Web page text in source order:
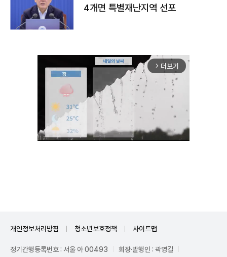
4개면 특별재난지역 선포
arrow_forward_ios 더보기
개인정보처리방침 청소년보호정책 사이트맵
정기간행등록번호 : 서울 아 00493 회장·발행인 : 곽영길